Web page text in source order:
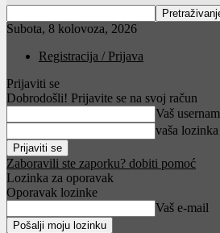
Subota, 8 kolovoza, 2026
Registracija / Prijava
Prijaviti se
Dobrodošli! Prijavite se na svoj račun
Vaš
vaša lozinka
Zaboravili ste zaporku? dobiti pomoć
Lozinka za oporavak
Oporavak lozinke
Vaš e-mail